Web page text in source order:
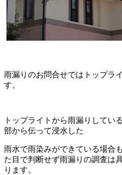
雨漏りのお問合せではトップラ
す。
トップライトから雨漏りしてい
部から伝って浸水した
雨水で雨染みができている場合
た目で判断せず雨漏りの調査は
ります。